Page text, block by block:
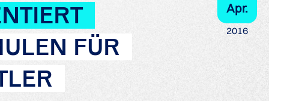
FÜR
Apr.
2016